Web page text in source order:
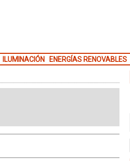
ILUMINACIÓN ENERGÍAS RENOVABLES